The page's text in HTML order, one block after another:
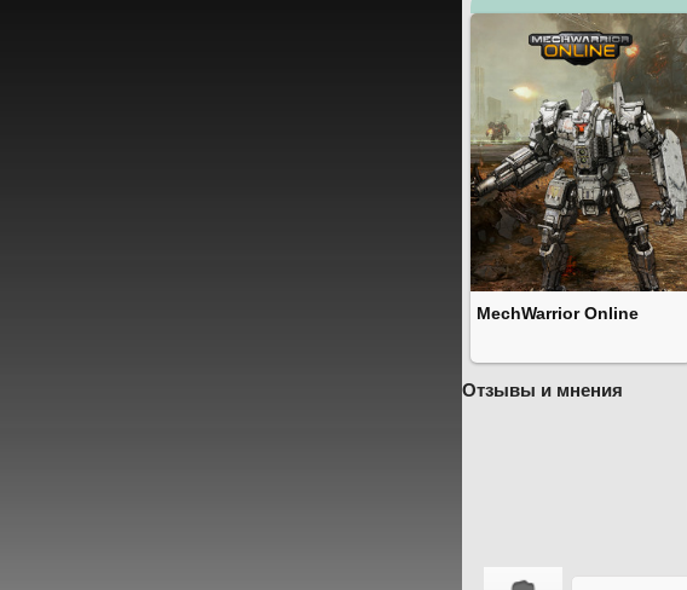
MechWarrior Online
Отзывы и мнения